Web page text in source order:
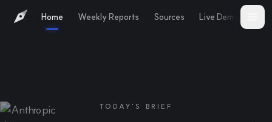
Home Weekly Reports Sources Live Demo
TODAY'S BRIEF